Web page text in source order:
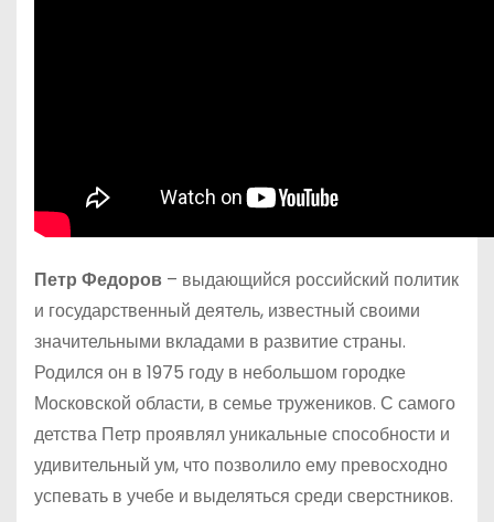
Петр Федоров – выдающийся российский политик
и государственный деятель, известный своими
значительными вкладами в развитие страны.
Родился он в 1975 году в небольшом городке
Московской области, в семье тружеников. С самого
детства Петр проявлял уникальные способности и
удивительный ум, что позволило ему превосходно
успевать в учебе и выделяться среди сверстников.